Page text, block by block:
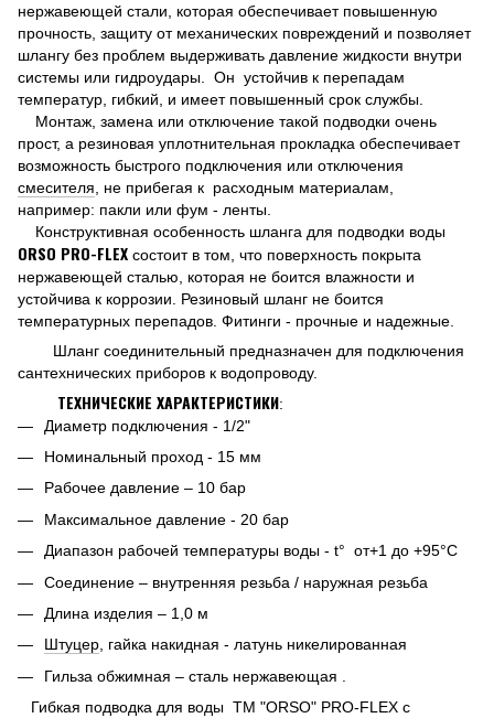
нержавеющей стали, которая обеспечивает повышенную
прочность, защиту от механических повреждений и позволяет
шлангу без проблем выдерживать давление жидкости внутри
системы или гидроудары. Он устойчив к перепадам
температур, гибкий, и имеет повышенный срок службы.
Монтаж, замена или отключение такой подводки очень
прост, а резиновая уплотнительная прокладка обеспечивает
возможность быстрого подключения или отключения
смесителя , не прибегая к расходным материалам,
например: пакли или фум - ленты.
Конструктивная особенность шланга для подводки воды
ORSO PRO-FLEX состоит в том, что поверхность покрыта
нержавеющей сталью, которая не боится влажности и
устойчива к коррозии. Резиновый шланг не боится
температурных перепадов. Фитинги - прочные и надежные.
Шланг соединительный предназначен для подключения
сантехнических приборов к водопроводу.
ТЕХНИЧЕСКИЕ ХАРАКТЕРИСТИКИ:
Диаметр подключения - 1/2"
Номинальный проход - 15 мм
Рабочее давление – 10 бар
Максимальное давление - 20 бар
Диапазон рабочей температуры воды - t° от+1 до +95°С
Соединение – внутренняя резьба / наружная резьба
Длина изделия – 1,0 м
Штуцер, гайка накидная - латунь никелированная
Гильза обжимная – сталь нержавеющая .
Гибкая подводка для воды ТМ "ORSO" PRO-FLEX с